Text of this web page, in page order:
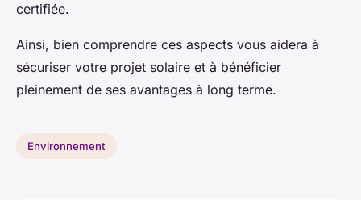
certifiée.
Ainsi, bien comprendre ces aspects vous aidera à
sécuriser votre projet solaire et à bénéficier
pleinement de ses avantages à long terme.
Environnement